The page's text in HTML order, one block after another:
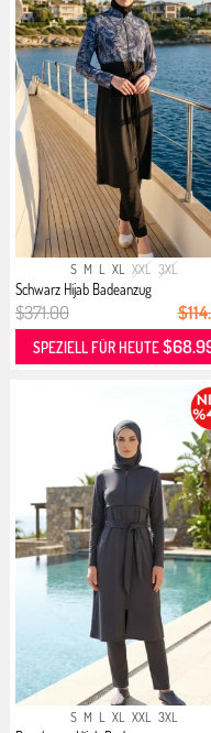
S M L XL XXL 3XL
Schwarz Hijab Badeanzug
$371.00
SPEZIELL FÜR HEUTE
S M L XL XXL 3XL